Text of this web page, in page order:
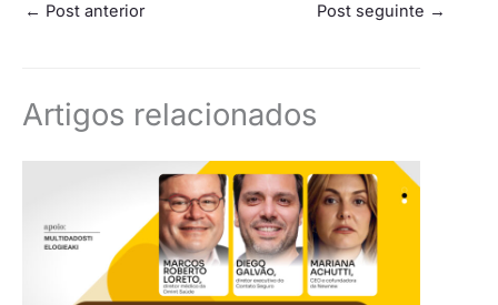
← Post anterior Post seguinte →
Artigos relacionados